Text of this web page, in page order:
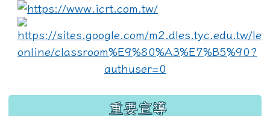
link to https://
重要宣導